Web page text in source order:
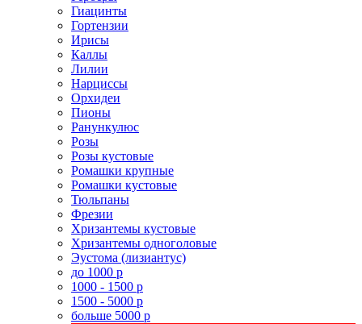
Гиацинты
Гортензии
Ирисы
Каллы
Лилии
Нарциссы
Орхидеи
Пионы
Ранункулюс
Розы
Розы кустовые
Ромашки крупные
Ромашки кустовые
Тюльпаны
Фрезии
Хризантемы кустовые
Хризантемы одноголовые
Эустома (лизиантус)
до 1000 р
1000 - 1500 р
1500 - 5000 р
больше 5000 р